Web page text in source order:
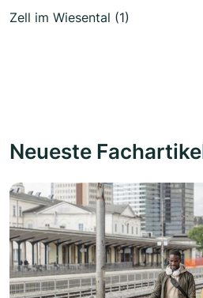
Zell im Wiesental (1)
Neueste